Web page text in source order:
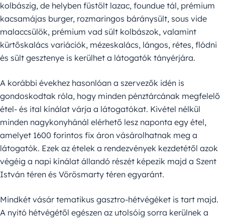
kolbászig, de helyben füstölt lazac, foundue tál, prémium
kacsamájas burger, rozmaringos báránysült, sous vide
malaccsülök, prémium vad sült kolbászok, valamint
kürtőskalács variációk, mézeskalács, lángos, rétes, flódni
és sült gesztenye is kerülhet a látogatók tányérjára.
A korábbi évekhez hasonlóan a szervezők idén is
gondoskodtak róla, hogy minden pénztárcának megfelelő
étel- és ital kínálat várja a látogatókat. Kivétel nélkül
minden nagykonyhánál elérhető lesz naponta egy étel,
amelyet 1600 forintos fix áron vásárolhatnak meg a
látogatók. Ezek az ételek a rendezvények kezdetétől azok
végéig a napi kínálat állandó részét képezik majd a Szent
István téren és Vörösmarty téren egyaránt.
Mindkét vásár tematikus gasztro-hétvégéket is tart majd.
A nyitó hétvégétől egészen az utolsóig sorra kerülnek a